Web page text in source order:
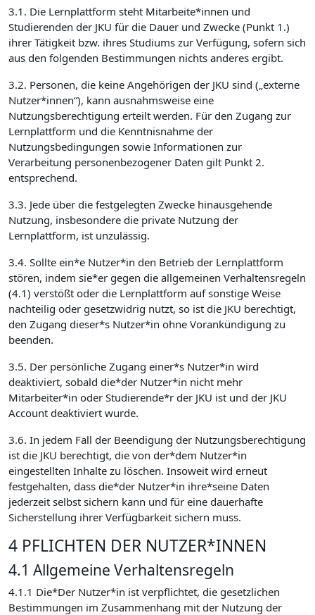
3.1. Die Lernplattform steht Mitarbeite*innen und
Studierenden der JKU für die Dauer und Zwecke (Punkt 1.)
ihrer Tätigkeit bzw. ihres Studiums zur Verfügung, sofern sich
aus den folgenden Bestimmungen nichts anderes ergibt.
3.2. Personen, die keine Angehörigen der JKU sind („externe
Nutzer*innen“), kann ausnahmsweise eine
Nutzungsberechtigung erteilt werden. Für den Zugang zur
Lernplattform und die Kenntnisnahme der
Nutzungsbedingungen sowie Informationen zur
Verarbeitung personenbezogener Daten gilt Punkt 2.
entsprechend.
3.3. Jede über die festgelegten Zwecke hinausgehende
Nutzung, insbesondere die private Nutzung der
Lernplattform, ist unzulässig.
3.4. Sollte ein*e Nutzer*in den Betrieb der Lernplattform
stören, indem sie*er gegen die allgemeinen Verhaltensregeln
(4.1) verstößt oder die Lernplattform auf sonstige Weise
nachteilig oder gesetzwidrig nutzt, so ist die JKU berechtigt,
den Zugang dieser*s Nutzer*in ohne Vorankündigung zu
beenden.
3.5. Der persönliche Zugang einer*s Nutzer*in wird
deaktiviert, sobald die*der Nutzer*in nicht mehr
Mitarbeiter*in oder Studierende*r der JKU ist und der JKU
Account deaktiviert wurde.
3.6. In jedem Fall der Beendigung der Nutzungsberechtigung
ist die JKU berechtigt, die von der*dem Nutzer*in
eingestellten Inhalte zu löschen. Insoweit wird erneut
festgehalten, dass die*der Nutzer*in ihre*seine Daten
jederzeit selbst sichern kann und für eine dauerhafte
Sicherstellung ihrer Verfügbarkeit sichern muss.
4 PFLICHTEN DER NUTZER*INNEN
4.1 Allgemeine Verhaltensregeln
4.1.1 Die*Der Nutzer*in ist verpflichtet, die gesetzlichen
Bestimmungen im Zusammenhang mit der Nutzung der